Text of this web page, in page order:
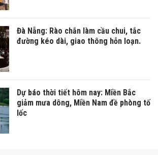
Đà Nẵng: Rào chắn làm cầu chui, tắc
đường kéo dài, giao thông hỗn loạn.
Dự báo thời tiết hôm nay: Miền Bắc
giảm mưa dông, Miền Nam đề phòng tố
lốc